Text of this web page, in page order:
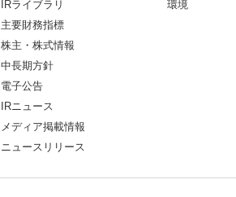
IRライブラリ
主要財務指標
株主・株式情報
中長期方針
電子公告
IRニュース
メディア掲載情報
ニュースリリース
環境